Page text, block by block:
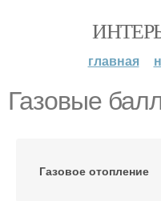
главная
Газовые
Газовое отопление